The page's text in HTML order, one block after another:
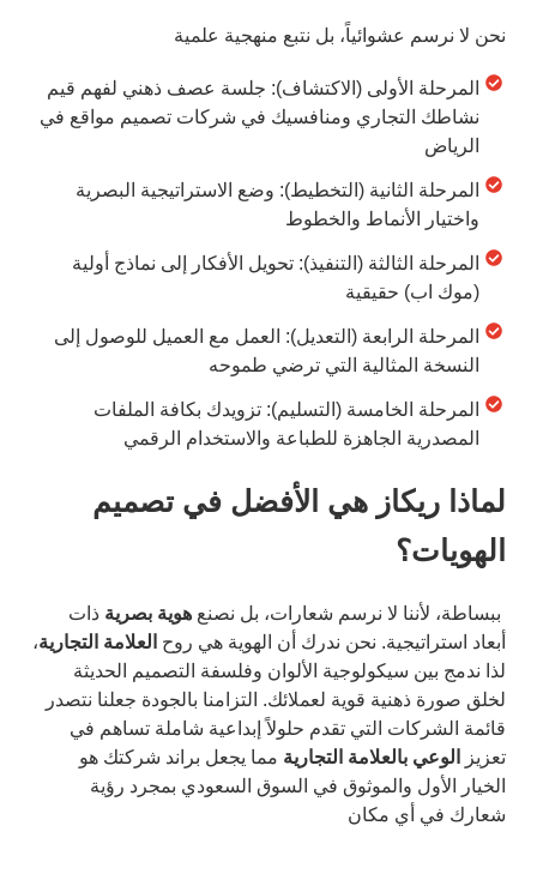
نحن لا نرسم عشوائياً، بل نتبع منهجية علمية
المرحلة الأولى (الاكتشاف): جلسة عصف ذهني لفهم قيم
نشاطك التجاري ومنافسيك في شركات تصميم مواقع في
الرياض
المرحلة الثانية (التخطيط): وضع الاستراتيجية البصرية
واختيار الأنماط والخطوط
المرحلة الثالثة (التنفيذ): تحويل الأفكار إلى نماذج أولية
(موك اب) حقيقية
المرحلة الرابعة (التعديل): العمل مع العميل للوصول إلى
النسخة المثالية التي ترضي طموحه
المرحلة الخامسة (التسليم): تزويدك بكافة الملفات
المصدرية الجاهزة للطباعة والاستخدام الرقمي
لماذا ريكاز هي الأفضل في تصميم
الهويات؟
ببساطة، لأننا لا نرسم شعارات، بل نصنع هوية بصرية ذات
أبعاد استراتيجية. نحن ندرك أن الهوية هي روح العلامة التجارية،
لذا ندمج بين سيكولوجية الألوان وفلسفة التصميم الحديثة
لخلق صورة ذهنية قوية لعملائك. التزامنا بالجودة جعلنا نتصدر
قائمة الشركات التي تقدم حلولاً إبداعية شاملة تساهم في
تعزيز
الوعي بالعلامة التجارية مما يجعل براند شركتك هو
الخيار الأول والموثوق في السوق السعودي بمجرد رؤية
شعارك في أي مكان